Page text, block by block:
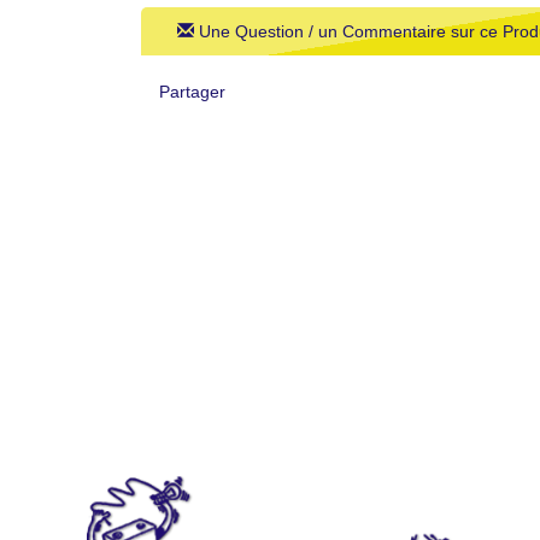
Une Question / un Commentaire sur ce
Partager